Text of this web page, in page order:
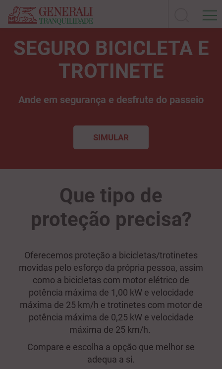
SEGURO BICICLETA E
TROTINETE
Ande em segurança e desfrute do passeio
SIMULAR
Que tipo de
proteção precisa?
Oferecemos proteção a bicicletas/trotinetes
movidas pelo esforço da própria pessoa, assim
como a bicicletas com motor elétrico de
potência máxima de 1,00 kW e velocidade
máxima de 25 km/h e trotinetes com motor de
potência máxima de 0,25 kW e velocidade
máxima de 25 km/h.
Compare e escolha a opção que melhor se
adequa a si.